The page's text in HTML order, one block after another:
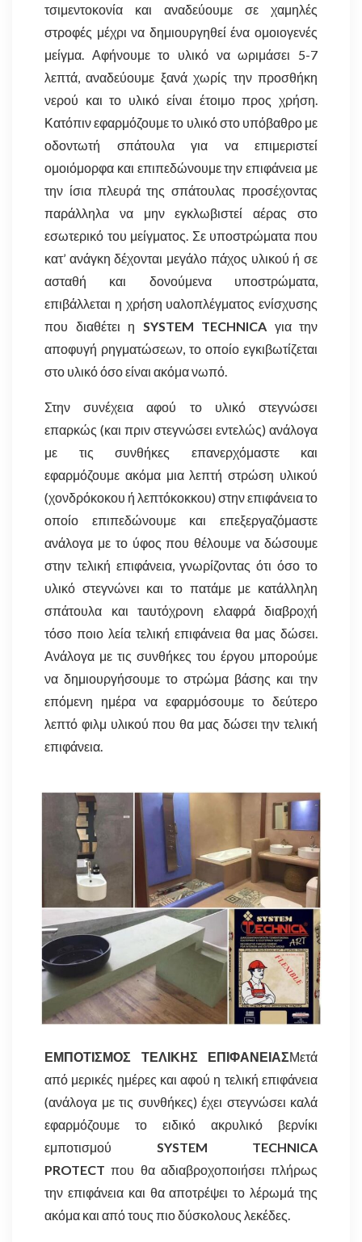
τσιμεντοκονία και αναδεύουμε σε χαμηλές
στροφές μέχρι να δημιουργηθεί ένα ομοιογενές
μείγμα. Αφήνουμε το υλικό να ωριμάσει 5-7
λεπτά, αναδεύουμε ξανά χωρίς την προσθήκη
νερού και το υλικό είναι έτοιμο προς χρήση.
Κατόπιν εφαρμόζουμε το υλικό στο υπόβαθρο με
οδοντωτή σπάτουλα για να επιμεριστεί
ομοιόμορφα και επιπεδώνουμε την επιφάνεια με
την ίσια πλευρά της σπάτουλας προσέχοντας
παράλληλα να μην εγκλωβιστεί αέρας στο
εσωτερικό του μείγματος. Σε υποστρώματα που
κατ’ ανάγκη δέχονται μεγάλο πάχος υλικού ή σε
ασταθή και δονούμενα υποστρώματα,
επιβάλλεται η χρήση υαλοπλέγματος ενίσχυσης
που διαθέτει η SYSTEM TECHNICA για την
αποφυγή ρηγματώσεων, το οποίο εγκιβωτίζεται
στο υλικό όσο είναι ακόμα νωπό.
Στην συνέχεια αφού το υλικό στεγνώσει
επαρκώς (και πριν στεγνώσει εντελώς) ανάλογα
με τις συνθήκες επανερχόμαστε και
εφαρμόζουμε ακόμα μια λεπτή στρώση υλικού
(χονδρόκοκου ή λεπτόκοκκου) στην επιφάνεια το
οποίο επιπεδώνουμε και επεξεργαζόμαστε
ανάλογα με το ύφος που θέλουμε να δώσουμε
στην τελική επιφάνεια, γνωρίζοντας ότι όσο το
υλικό στεγνώνει και το πατάμε με κατάλληλη
σπάτουλα και ταυτόχρονη ελαφρά διαβροχή
τόσο ποιο λεία τελική επιφάνεια θα μας δώσει.
Ανάλογα με τις συνθήκες του έργου μπορούμε
να δημιουργήσουμε το στρώμα βάσης και την
επόμενη ημέρα να εφαρμόσουμε το δεύτερο
λεπτό φιλμ υλικού που θα μας δώσει την τελική
επιφάνεια.
ΕΜΠΟΤΙΣΜΟΣ ΤΕΛΙΚΗΣ ΕΠΙΦΑΝΕΙΑΣΜετά
από μερικές ημέρες και αφού η τελική επιφάνεια
(ανάλογα με τις συνθήκες) έχει στεγνώσει καλά
εφαρμόζουμε το ειδικό ακρυλικό βερνίκι
εμποτισμού SYSTEM TECHNICA
PROTECT που θα αδιαβροχοποιήσει πλήρως
την επιφάνεια και θα αποτρέψει το λέρωμά της
ακόμα και από τους πιο δύσκολους λεκέδες.